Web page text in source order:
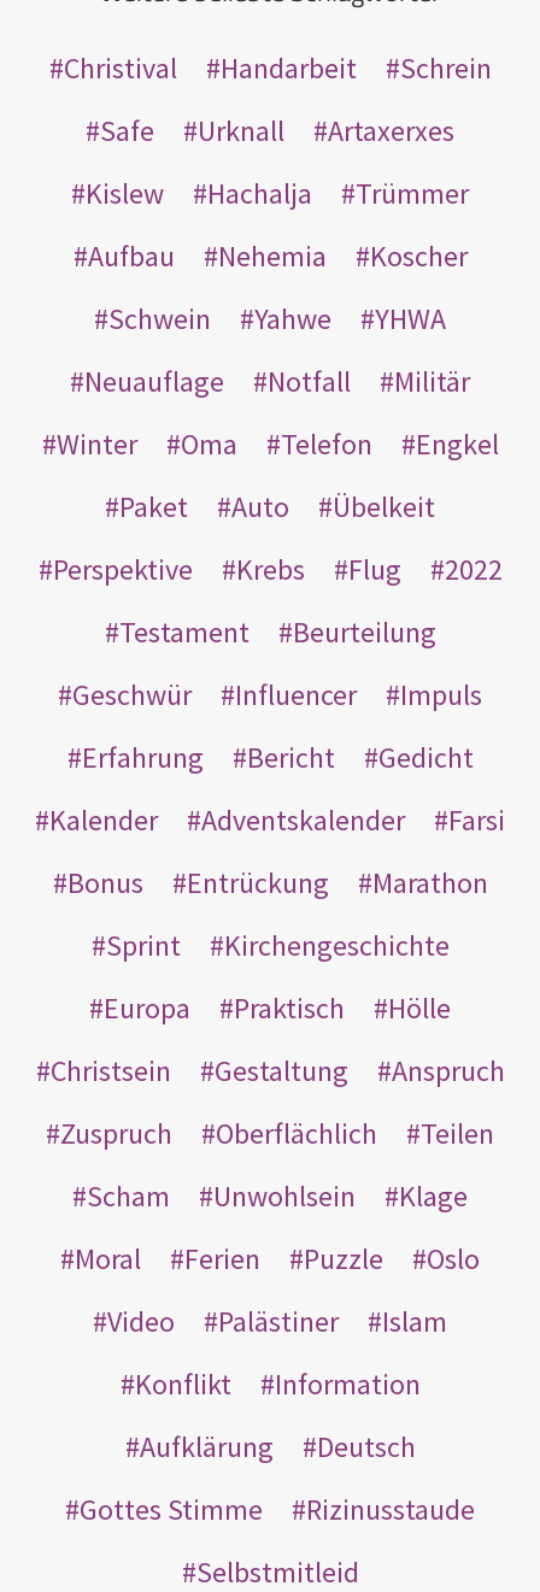
Christival Handarbeit
Schrein
Safe
Urknall
Artaxerxes
Kislew
Hachalja
Trümmer
Aufbau
Nehemia
Koscher
Schwein
Yahwe
YHWA
Neuauflage
Notfall
Militär
Winter
Oma Telefon
Engkel
Paket
Auto
Übelkeit
Perspektive
Krebs Flug
2022
Testament
Beurteilung
Geschwür
Influencer
Impuls
Erfahrung
Bericht
Gedicht
Kalender
Adventskalender
Farsi
Bonus
Entrückung
Marathon
Sprint
Kirchengeschichte
Europa
Praktisch
Hölle
Christsein
Gestaltung
Anspruch
Zuspruch
Oberflächlich
Teilen
Scham
Unwohlsein
Klage
Moral
Ferien Puzzle
Oslo
Video
Palästiner
Islam
Konflikt
Information
Aufklärung
Deutsch
Gottes Stimme
Rizinusstaude
Selbstmitleid